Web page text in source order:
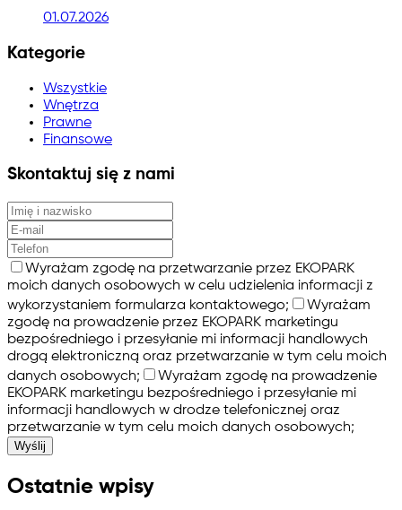
01.07.2026
Kategorie
Wszystkie
Wnętrza
Prawne
Finansowe
Skontaktuj się z nami
Wyrażam zgodę na przetwarzanie przez EKOPARK
moich danych osobowych w celu udzielenia informacji z
wykorzystaniem formularza kontaktowego;
Wyrażam
zgodę na prowadzenie przez EKOPARK marketingu
bezpośredniego i przesyłanie mi informacji handlowych
drogą elektroniczną oraz przetwarzanie w tym celu moich
danych osobowych;
Wyrażam zgodę na prowadzenie
EKOPARK marketingu bezpośredniego i przesyłanie mi
informacji handlowych w drodze telefonicznej oraz
przetwarzanie w tym celu moich danych osobowych;
Wyślij
Ostatnie wpisy